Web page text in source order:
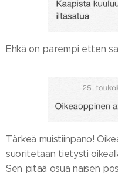
Ehkä on parempi etten
Tärkeä muistiinpano!
suoritetaan tietysti
Sen pitää osua naisen